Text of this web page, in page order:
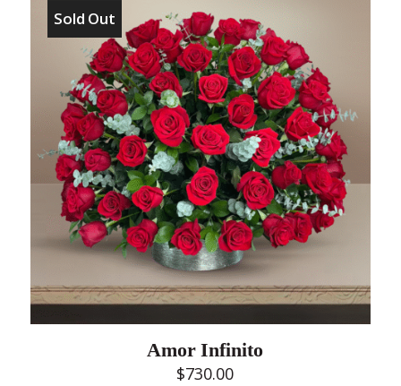
Sold Out
Amor Infinito
$730.00